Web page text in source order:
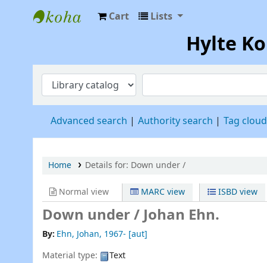
Cart Lists
Hylte
Advanced search Authority search Tag cloud
Home Details for: Down under /
Normal view MARC view ISBD view
Down under /Johan Ehn.
By: Ehn, Johan, 1967- [aut]
Material type:
Text